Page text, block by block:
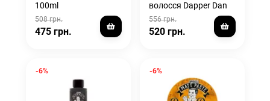
100ml
508 грн.
475 грн.
волосся Dapper Dan
Separator 80 мл
556 грн.
520 грн.
-6% -6%